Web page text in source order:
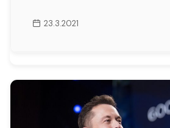
23.3.2021